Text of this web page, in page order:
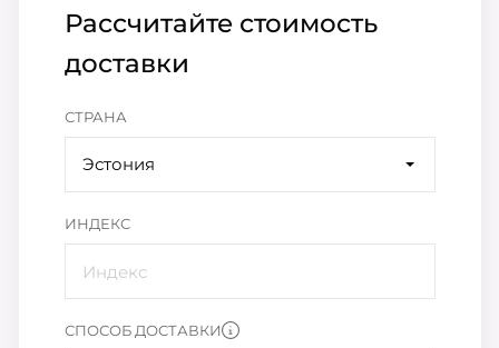
Рассчитайте стоимость
доставки
СТРАНА
Эстония
ИНДЕКС
СПОСОБ ДОСТАВКИ